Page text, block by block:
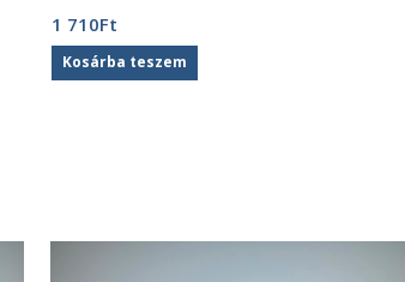
1 710Ft
Kosárba teszem